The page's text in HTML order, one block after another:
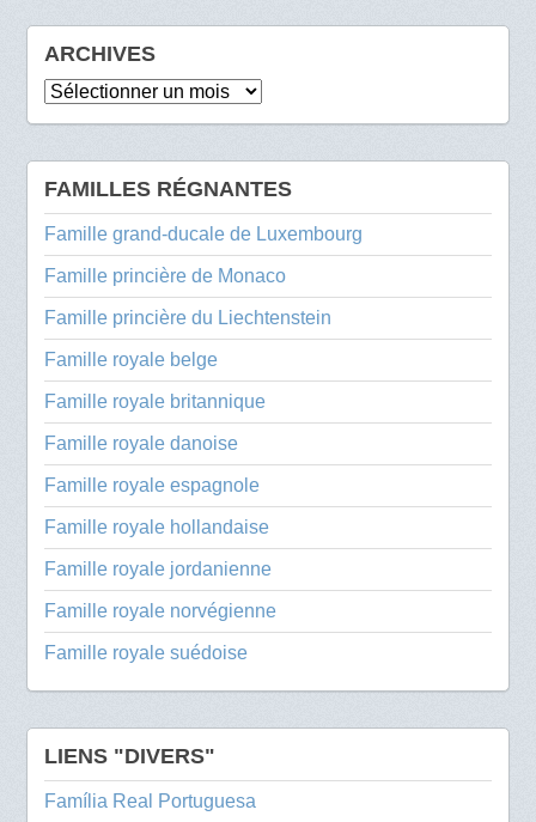
ARCHIVES
Archives
FAMILLES RÉGNANTES
Famille grand-ducale de Luxembourg
Famille princière de Monaco
Famille princière du Liechtenstein
Famille royale belge
Famille royale britannique
Famille royale danoise
Famille royale espagnole
Famille royale hollandaise
Famille royale jordanienne
Famille royale norvégienne
Famille royale suédoise
LIENS "DIVERS"
Família Real Portuguesa